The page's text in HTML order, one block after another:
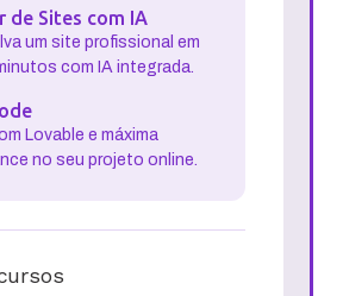
de Sites com IA
um site profissional em
com IA integrada.
Lovable e máxima
no seu projeto online.